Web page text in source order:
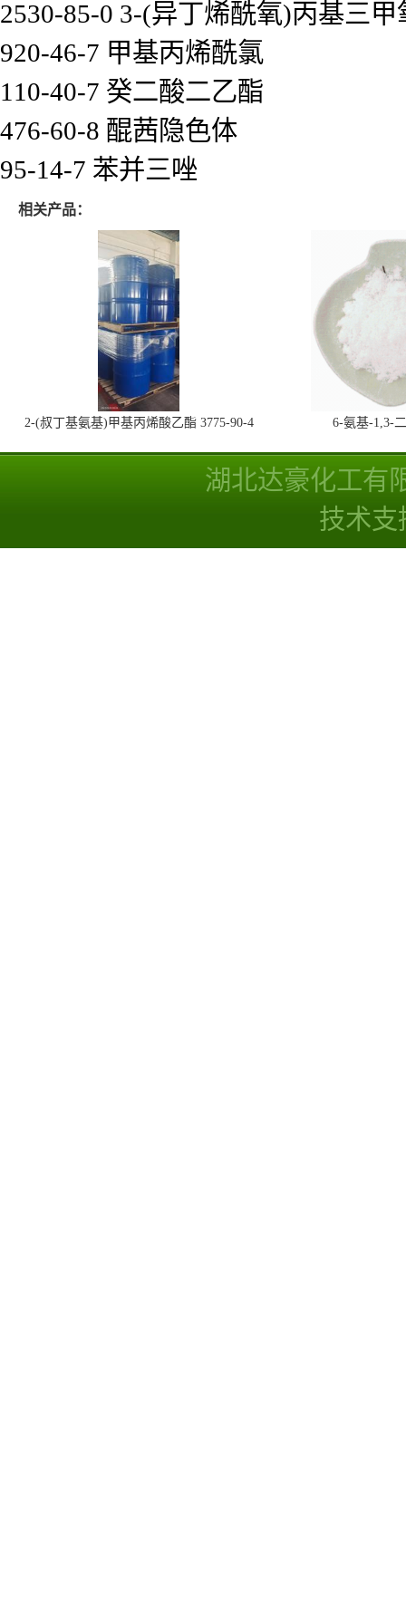
2530-85-0 3-(异丁烯酰氧)丙基三
920-46-7 甲基丙烯酰氯
110-40-7 癸二酸二乙酯
476-60-8 醌茜隐色体
95-14-7 苯并三唑
相关产品：
2-(叔丁基氨基)甲基丙烯酸乙酯 3775-90-4 6-氨基-1,3-
湖北达豪化工有
技术